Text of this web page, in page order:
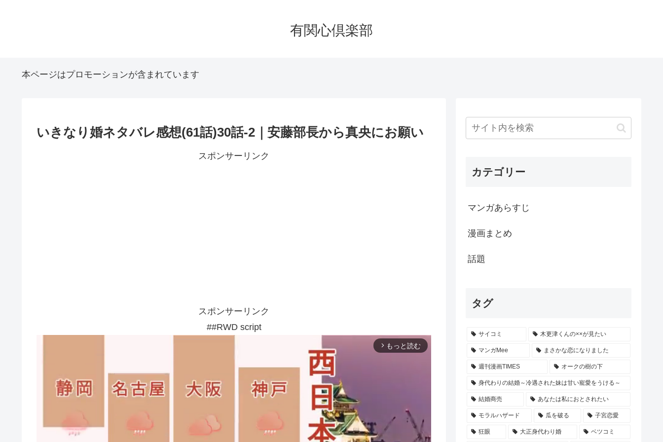
有関心倶楽部
本ページはプロモーションが含まれています
いきなり婚ネタバレ感想(61話)30話-2｜安藤部長から真央にお願い
スポンサーリンク
スポンサーリンク
##RWD script
arrow_forward_ios もっと読む
カテゴリー
マンガあらすじ
漫画まとめ
話題
タグ
サイコミ 木更津くんの××が見たい
マンガMee まさかな恋になりました
週刊漫画TIMES オークの樹の下
身代わりの結婚～冷遇された妹は甘い寵愛をうける～
結婚商売 あなたは私におとされたい
モラルハザード 瓜を破る 子宮恋愛
狂眼 大正身代わり婚 ベツコミ